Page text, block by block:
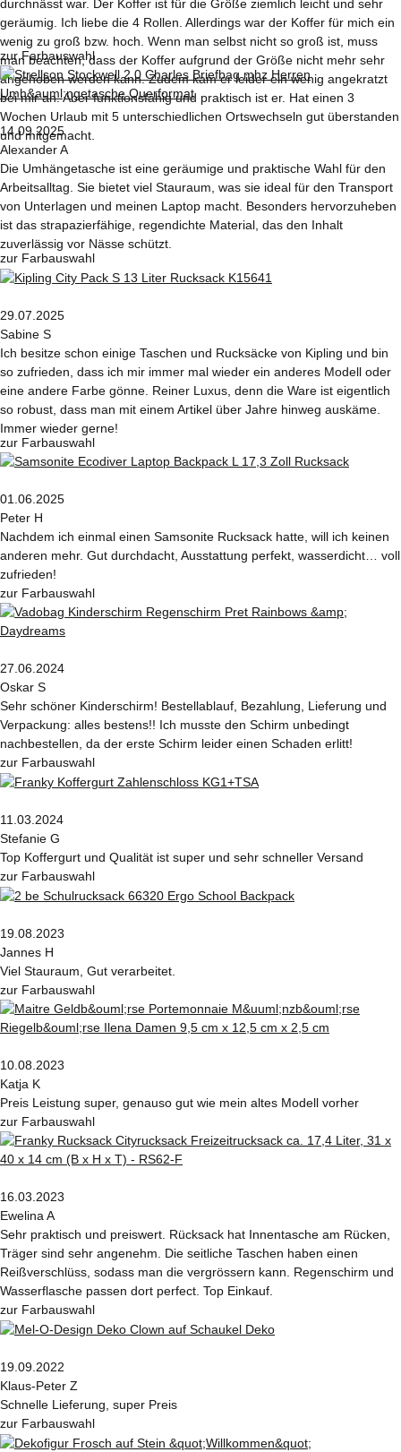
durchnässt war. Der Koffer ist für die Größe ziemlich leicht und sehr
geräumig. Ich liebe die 4 Rollen. Allerdings war der Koffer für mich ein
wenig zu groß bzw. hoch. Wenn man selbst nicht so groß ist, muss
man beachten, dass der Koffer aufgrund der Größe nicht mehr sehr
angehoben werden kann. Zudem kam er leider ein wenig angekratzt
bei mir an. Aber funktionsfähig und praktisch ist er. Hat einen 3
Wochen Urlaub mit 5 unterschiedlichen Ortswechseln gut überstanden
und mitgemacht.
zur Farbauswahl
14.09.2025
Alexander A
Die Umhängetasche ist eine geräumige und praktische Wahl für den
Arbeitsalltag. Sie bietet viel Stauraum, was sie ideal für den Transport
von Unterlagen und meinen Laptop macht. Besonders hervorzuheben
ist das strapazierfähige, regendichte Material, das den Inhalt
zuverlässig vor Nässe schützt.
zur Farbauswahl
29.07.2025
Sabine S
Ich besitze schon einige Taschen und Rucksäcke von Kipling und bin
so zufrieden, dass ich mir immer mal wieder ein anderes Modell oder
eine andere Farbe gönne. Reiner Luxus, denn die Ware ist eigentlich
so robust, dass man mit einem Artikel über Jahre hinweg auskäme.
Immer wieder gerne!
zur Farbauswahl
01.06.2025
Peter H
Nachdem ich einmal einen Samsonite Rucksack hatte, will ich keinen
anderen mehr. Gut durchdacht, Ausstattung perfekt, wasserdicht… voll
zufrieden!
zur Farbauswahl
27.06.2024
Oskar S
Sehr schöner Kinderschirm! Bestellablauf, Bezahlung, Lieferung und
Verpackung: alles bestens!! Ich musste den Schirm unbedingt
nachbestellen, da der erste Schirm leider einen Schaden erlitt!
zur Farbauswahl
11.03.2024
Stefanie G
Top Koffergurt und Qualität ist super und sehr schneller Versand
zur Farbauswahl
19.08.2023
Jannes H
Viel Stauraum, Gut verarbeitet.
zur Farbauswahl
10.08.2023
Katja K
Preis Leistung super, genauso gut wie mein altes Modell vorher
zur Farbauswahl
16.03.2023
Ewelina A
Sehr praktisch und preiswert. Rücksack hat Innentasche am Rücken,
Träger sind sehr angenehm. Die seitliche Taschen haben einen
Reißverschlüss, sodass man die vergrössern kann. Regenschirm und
Wasserflasche passen dort perfect. Top Einkauf.
zur Farbauswahl
19.09.2022
Klaus-Peter Z
Schnelle Lieferung, super Preis
zur Farbauswahl